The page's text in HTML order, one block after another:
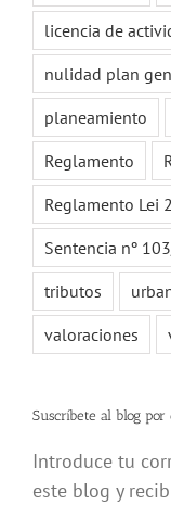
licencia de
nulidad plan
planeamiento
Reglamento
Reglamento Lei
Sentencia nº
tributos
valoraciones
Suscríbete al blog por
Introduce tu
este blog y